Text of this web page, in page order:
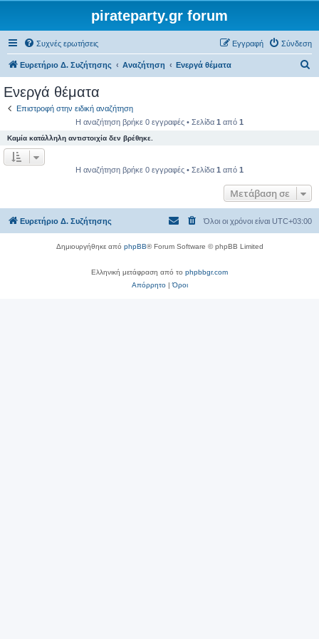
pirateparty.gr forum
Συχνές ερωτήσεις Σύνδεση
Εγγραφή
Ευρετήριο Δ. Συζήτησης Αναζήτηση Ενεργά θέματα
η
Ενεργά θέματα
Επιστροφή στην ειδική αναζήτηση
Η αναζήτηση βρήκε 0 εγγραφές • Σελίδα 1 από 1
Καμία κατάλληλη αντιστοιχία δεν βρέθηκε.
Η αναζήτηση βρήκε 0 εγγραφές • Σελίδα 1 από 1
Μετάβαση σε
Ευρετήριο Δ. Συζήτησης Όλοι οι χρόνοι είναι UTC+03:00
Δημιουργήθηκε από phpBB® Forum Software © phpBB Limited
Ελληνική μετάφραση από το phpbbgr.com
Απόρρητο|Όροι